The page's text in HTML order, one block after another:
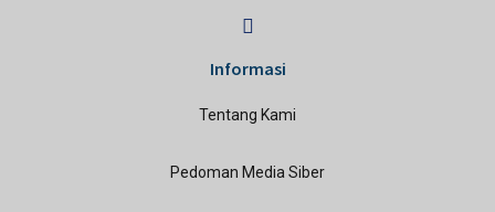
Informasi
Tentang Kami
Pedoman Media Siber